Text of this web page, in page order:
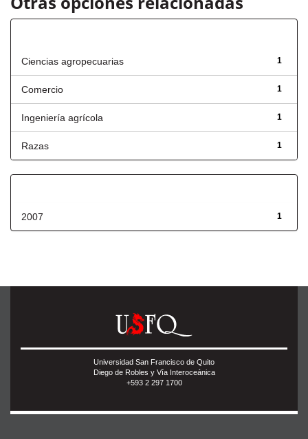
1
Ciencias agropecuarias
1
Comercio
1
Ingeniería agrícola
1
Razas
1
2007
Universidad San Francisco de Quito
Diego de Robles y Vía Interoceánica
+593 2 297 1700